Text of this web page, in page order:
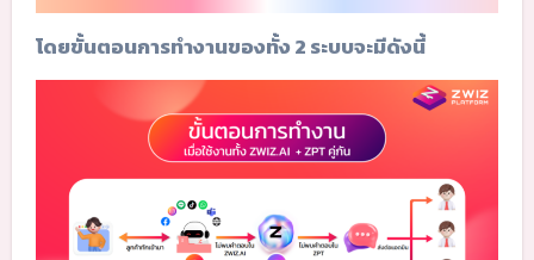
โดยขั้นตอนการทำงานของทั้ง 2 ระบบจะมีดังนี้